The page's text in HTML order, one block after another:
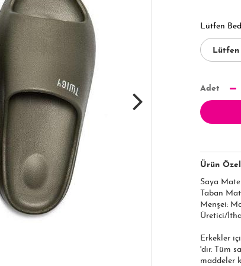
Lütfen
Adet
Ürün
Saya
Taban
Menşei:
Üretici/
Erkekler
'dır. Tüm
maddeler